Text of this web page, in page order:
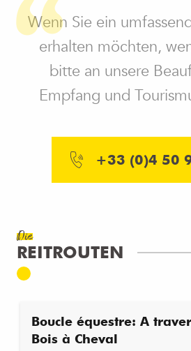
Wenn Sie ein
erhalten möchten,
bitte an unsere
Empfang und
+33 (0)4 50
Die
REITROUTEN
Boucle équestre: A
Bois à Cheval